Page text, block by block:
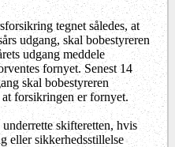
tegnet således, at
udgang, skal bobestyreren
udgang meddele
fornyet. Senest 14
skal bobestyreren
forsikringen er fornyet.
skifteretten, hvis
eller sikkerhedsstillelse